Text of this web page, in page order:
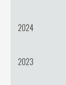
2024
2023